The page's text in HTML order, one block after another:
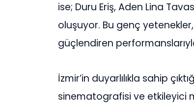
ise; Duru Eriş, Aden Lina
oluşuyor. Bu genç
güçlendiren
İzmir’in duyarlılıkla sahip
sinematografisi ve etkileyici